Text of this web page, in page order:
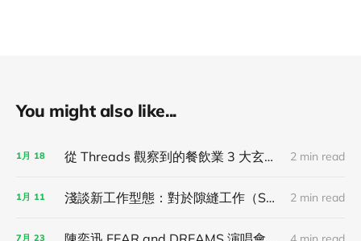
You might also like...
1月 18 從 Threads 觀察到的餐飲業 3 大玄學！ 2 min read
1月 11 淺談新工作型態：對於隙縫工作（Spot Work）的未來想像！ 2 min read
7月 23